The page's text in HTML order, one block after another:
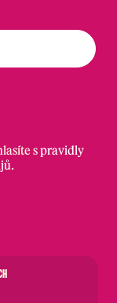
spravidly
.